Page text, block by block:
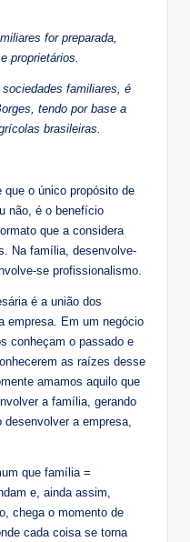
for preparada,
proprietários.
familiares, é
tendo por base a
brasileiras.
o único propósito de
não, é o benefício
que a considera
Na família, desenvolve-
se profissionalismo.
é a união dos
empresa. Em um negócio
conheçam o passado e
as raízes desse
amamos aquilo que
a família, gerando
a empresa,
que família =
e, ainda assim,
chega o momento de
cada coisa se torna